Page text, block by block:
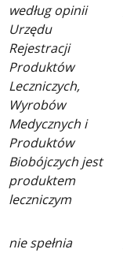
według opinii
Urzędu
Rejestracji
Produktów
Leczniczych,
Wyrobów
Medycznych i
Produktów
Biobójczych jest
produktem
leczniczym
nie spełnia